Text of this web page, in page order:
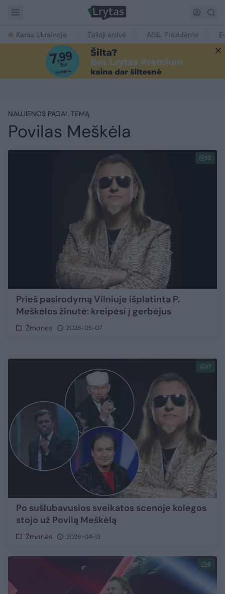
Karas Ukrainoje Žalioji erdvė Ačiū, Prezidente
NAUJIENOS PAGAL TEMĄ
Povilas Meškėla
13
Prieš pasirodymą Vilniuje išplatinta P.
Meškėlos žinutė: kreipėsi į gerbėjus
Žmonės 2026-05-07
17
Po sušlubavusios sveikatos scenoje kolegos
stojo už Povilą Meškėlą
Žmonės 2026-04-13
8